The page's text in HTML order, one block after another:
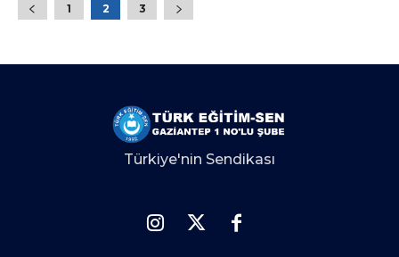
1 2 3
Türkiye'nin Sendikası